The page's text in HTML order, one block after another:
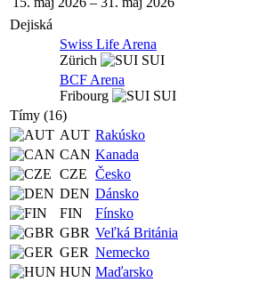
Dejiská
Swiss Life Arena
Zürich
SUI
BCF Arena
Fribourg
SUI
Tímy (16)
AUT Rakúsko
CAN Kanada
CZE Česko
DEN Dánsko
FIN
Fínsko
GBR Veľká Británia
GER Nemecko
HUN Maďarsko